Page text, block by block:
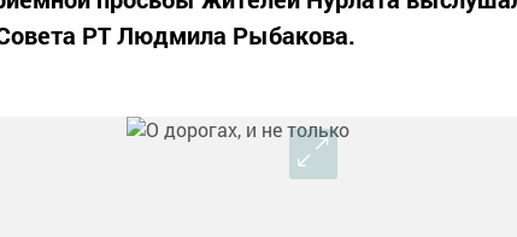
Совета РТ Людмила Рыбакова.